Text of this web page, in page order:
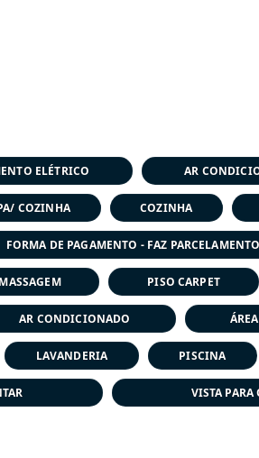
ELÉTRICO AR
COZINHA COZINHA
FORMA DE PAGAMENTO - FAZ
MASSAGEM PISO CARPET
AR CONDICIONADO
LAVANDERIA PISCINA
VISTA PARA